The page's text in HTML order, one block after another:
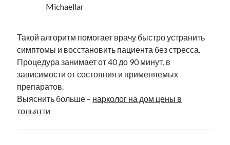
Michaellar
Такой алгоритм помогает врачу быстро устранить
симптомы и восстановить пациента без стресса.
Процедура занимает от 40 до 90 минут, в
зависимости от состояния и применяемых
препаратов.
Выяснить больше – нарколог на дом цены в
тольятти